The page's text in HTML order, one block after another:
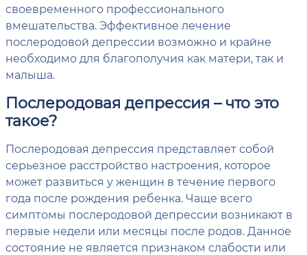
своевременного профессионального
вмешательства. Эффективное лечение
послеродовой депрессии возможно и крайне
необходимо для благополучия как матери, так и
малыша.
Послеродовая депрессия – что это
такое?
Послеродовая депрессия представляет собой
серьезное расстройство настроения, которое
может развиться у женщин в течение первого
года после рождения ребенка. Чаще всего
симптомы послеродовой депрессии возникают в
первые недели или месяцы после родов. Данное
состояние не является признаком слабости или